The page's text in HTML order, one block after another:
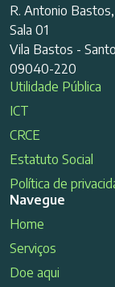
R. Antonio
Sala 01
Vila Bastos -
09040-220
Utilidade Pública
ICT
CRCE
Estatuto Social
Política de
Navegue
Home
Serviços
Doe aqui